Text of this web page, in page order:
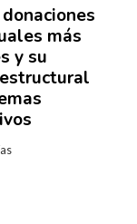
más
y su